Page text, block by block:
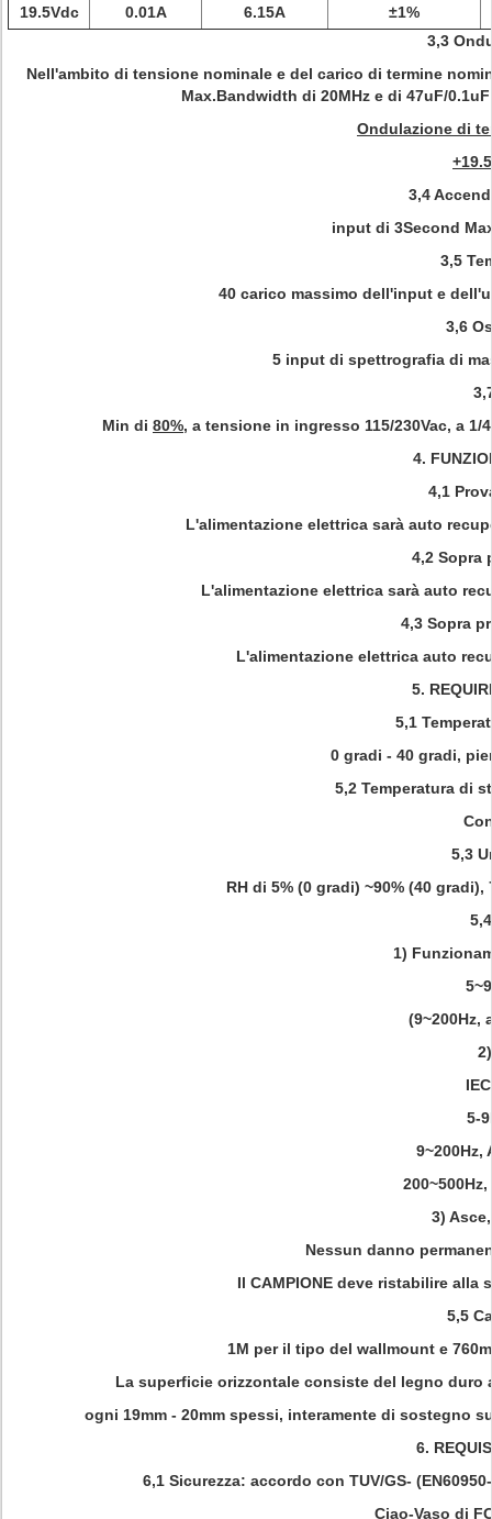
19.5Vdc 0.01A 6.15A
±1%
3,3
Nell'ambito di tensione nominale e del carico di termine
Max.Bandwidth di 20MHz e di 47uF/
Ondulazione di
3,4
input di 3Second
3,5
40 carico massimo dell'input e
3,6
5 input di spettrografia di
Min di 80%, a tensione in ingresso 115/230Vac, a
4.
4,1
L'alimentazione elettrica sarà auto
4,2 Sopra
L'alimentazione elettrica sarà auto
4,3 Sopra
L'alimentazione elettrica auto
5.
5,1
0 gradi - 40 gradi,
5,2 Temperatura di
5,3
RH di 5% (0 gradi) ~90% (40
1)
(9~200Hz,
5-
9~200Hz,
3)
Nessun danno
Il CAMPIONE deve ristabilire
5,5
1M per il tipo del wallmount e
La superficie orizzontale consiste del legno duro
ogni 19mm - 20mm spessi, interamente di sostegno
6.
6,1 Sicurezza: accordo con TUV/GS-
Ciao-Vaso di